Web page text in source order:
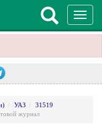
УАЗ
31519
журнал